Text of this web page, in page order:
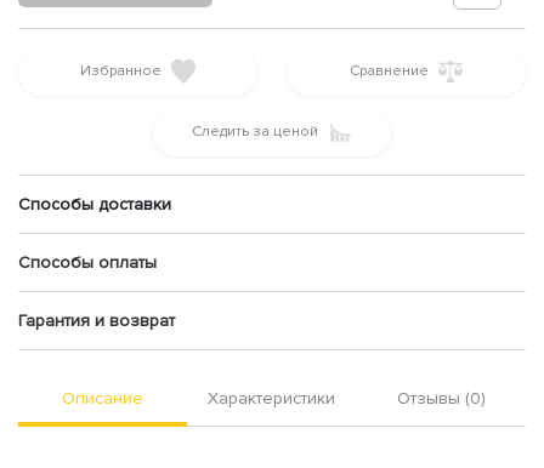
Избранное Сравнение
Следить за ценой
Способы доставки
Способы оплаты
Гарантия и возврат
Описание Характеристики Отзывы (0)